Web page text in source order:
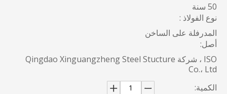
50 سنة
نوع الفولاذ :
المدرفلة على الساخن
أصل:
ISO ، شركة Qingdao Xinguangzheng Steel Stucture
Co.، Ltd
الكمية: